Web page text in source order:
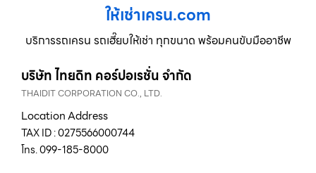
ให้เช่าเครน.com
บริการรถเครน รถเฮี๊ยบให้เช่า ทุกขนาด พร้อมคนขับมืออาชีพ
บริษัท ไทยดิท คอร์ปอเรชั่น จำกัด
THAIDIT CORPORATION CO., LTD.
Location Address
TAX ID : 0275566000744
โทร. 099-185-8000